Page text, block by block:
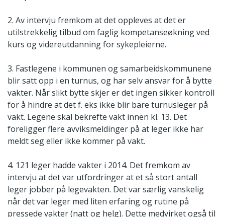
2. Av intervju fremkom at det oppleves at det er
utilstrekkelig tilbud om faglig kompetanseøkning ved
kurs og videreutdanning for sykepleierne.
3. Fastlegene i kommunen og samarbeidskommunene
blir satt opp i en turnus, og har selv ansvar for å bytte
vakter. Når slikt bytte skjer er det ingen sikker kontroll
for å hindre at det f. eks ikke blir bare turnusleger på
vakt. Legene skal bekrefte vakt innen kl. 13. Det
foreligger flere avviksmeldinger på at leger ikke har
meldt seg eller ikke kommer på vakt.
4. 121 leger hadde vakter i 2014. Det fremkom av
intervju at det var utfordringer at et så stort antall
leger jobber på legevakten. Det var særlig vanskelig
når det var leger med liten erfaring og rutine på
pressede vakter (natt og helg). Dette medvirket også til